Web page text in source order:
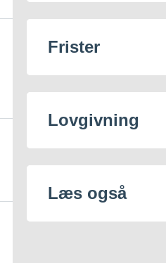
Frister
Lovgivning
Læs også